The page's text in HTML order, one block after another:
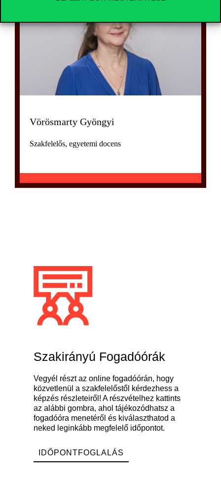
Vörösmarty Gyöngyi
Szakfelelős, egyetemi docens
Szakirányú Fogadóórák​
Vegyél részt az online fogadóórán, hogy
közvetlenül a szakfelelőstől kérdezhess a
képzés részleteiről! A részvételhez kattints
az alábbi gombra, ahol tájékozódhatsz a
fogadóóra menetéről és kiválaszthatod a
neked leginkább megfelelő időpontot.
IDŐPONTFOGLALÁS